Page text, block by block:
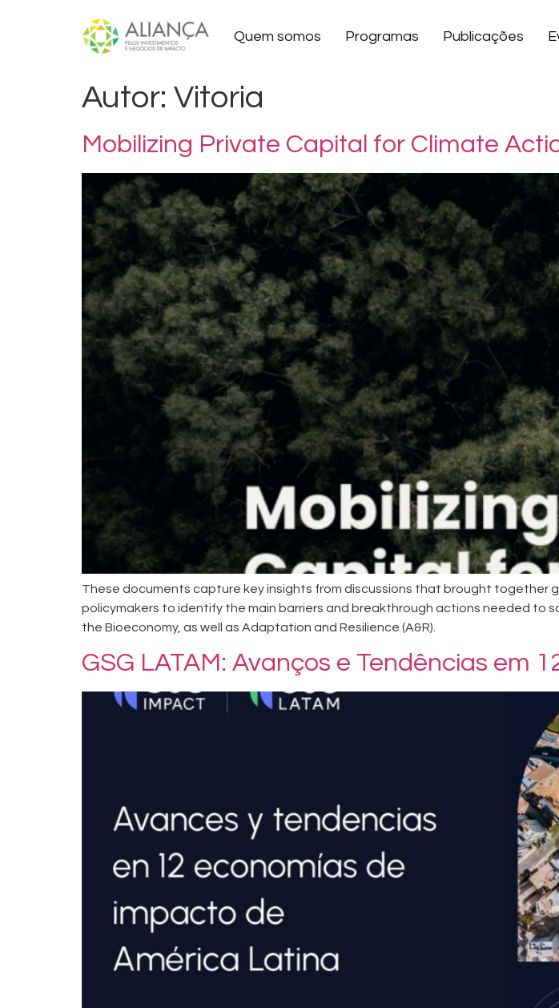
Quem somos Programas Publicações
Autor: Vitoria
Mobilizing Private Capital for Climate
These documents capture key insights from discussions that brought together
policymakers to identify the main barriers and breakthrough actions needed to
the Bioeconomy, as well as Adaptation and Resilience (A&R).
GSG LATAM: Avanços e Tendências em